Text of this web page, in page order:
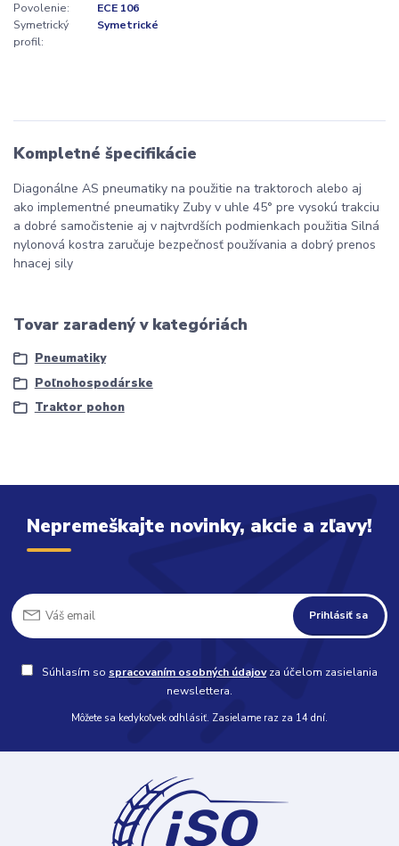
Povolenie:
ECE 106
Symetrický
profil:
Symetrické
Kompletné špecifikácie
Diagonálne AS pneumatiky na použitie na traktoroch alebo aj
ako implementné pneumatiky Zuby v uhle 45° pre vysokú trakciu
a dobré samočistenie aj v najtvrdších podmienkach použitia Silná
nylonová kostra zaručuje bezpečnosť používania a dobrý prenos
hnacej sily
Tovar zaradený v kategóriách
Pneumatiky
Poľnohospodárske
Traktor pohon
Nepremeškajte novinky, akcie a zľavy!
Prihlásiť sa
Súhlasím so spracovaním osobných údajovza účelom zasielania
newslettera.
Môžete sa kedykoľvek odhlásiť. Zasielame raz za 14 dní.